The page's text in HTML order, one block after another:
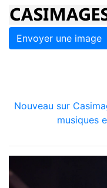
Envoyer une image
Nouveau sur
musiques